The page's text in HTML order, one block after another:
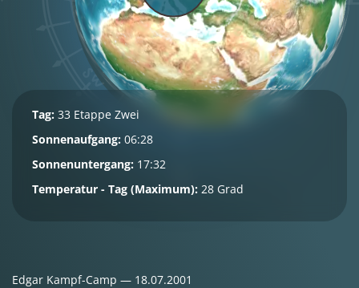
Tag: 33 Etappe Zwei
Sonnenaufgang: 06:28
Sonnenuntergang: 17:32
Temperatur - Tag (Maximum): 28 Grad
Edgar Kampf-Camp — 18.07.2001